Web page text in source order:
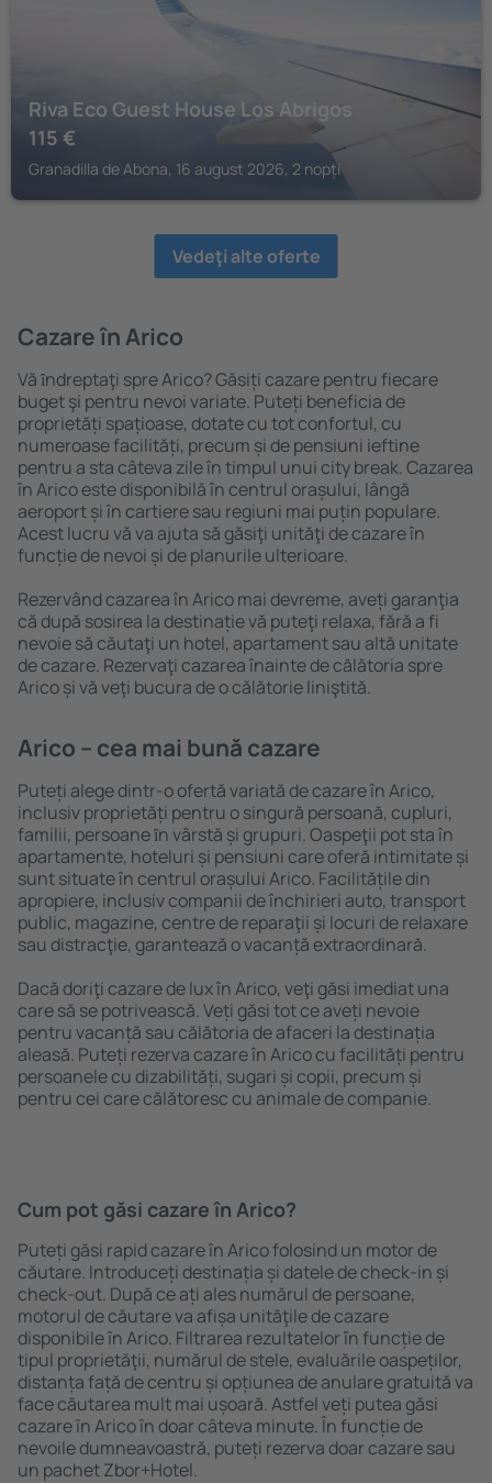
Riva Eco Guest House Los Abrigos
115 €
Granadilla de Abona, 16 august 2026, 2 nopți
Vedeţi alte oferte
Cazare în Arico
Vă ȋndreptaţi spre Arico? Găsiți cazare pentru fiecare
buget şi pentru nevoi variate. Puteți beneficia de
proprietăți spațioase, dotate cu tot confortul, cu
numeroase facilități, precum și de pensiuni ieftine
pentru a sta câteva zile în timpul unui city break. Cazarea
în Arico este disponibilă în centrul orașului, lângă
aeroport și în cartiere sau regiuni mai puțin populare.
Acest lucru vă va ajuta să găsiţi unităţi de cazare în
funcție de nevoi și de planurile ulterioare.
Rezervând cazarea în Arico mai devreme, aveți garanţia
că după sosirea la destinație vă puteţi relaxa, fără a fi
nevoie să căutaţi un hotel, apartament sau altă unitate
de cazare. Rezervaţi cazarea înainte de călătoria spre
Arico și vă veţi bucura de o călătorie liniştită.
Arico – cea mai bună cazare
Puteți alege dintr-o ofertă variată de cazare în Arico,
inclusiv proprietăți pentru o singură persoană, cupluri,
familii, persoane ȋn vârstă și grupuri. Oaspeţii pot sta în
apartamente, hoteluri și pensiuni care oferă intimitate și
sunt situate în centrul orașului Arico. Facilitățile din
apropiere, inclusiv companii de închirieri auto, transport
public, magazine, centre de reparaţii și locuri de relaxare
sau distracţie, garantează o vacanță extraordinară.
Dacă doriţi cazare de lux în Arico, veţi găsi imediat una
care să se potrivească. Veți găsi tot ce aveți nevoie
pentru vacanță sau călătoria de afaceri la destinația
aleasă. Puteți rezerva cazare în Arico cu facilități pentru
persoanele cu dizabilități, sugari și copii, precum și
pentru cei care călătoresc cu animale de companie.
Cum pot găsi cazare în Arico?
Puteți găsi rapid cazare în Arico folosind un motor de
căutare. Introduceți destinația și datele de check-in și
check-out. După ce ați ales numărul de persoane,
motorul de căutare va afișa unităţile de cazare
disponibile în Arico. Filtrarea rezultatelor în funcție de
tipul proprietăţii, numărul de stele, evaluările oaspeților,
distanța față de centru și opțiunea de anulare gratuită va
face căutarea mult mai ușoară. Astfel veți putea găsi
cazare în Arico în doar câteva minute. În funcție de
nevoile dumneavoastră, puteți rezerva doar cazare sau
un pachet Zbor+Hotel.